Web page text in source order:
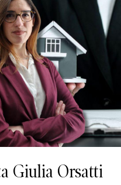
Giulia Orsatti